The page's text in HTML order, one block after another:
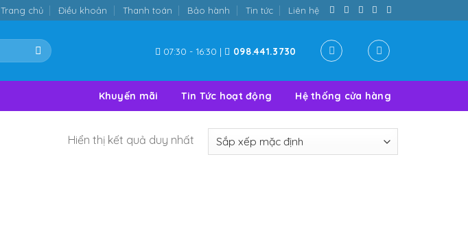
Trang chủ Điều khoản Thanh toán Bảo hành Tin tức Liên hệ
07:30 - 16:30 | 098.441.3730
Khuyến mãi Tin Tức hoạt động Hệ thống cửa hàng
Hiển thị kết quả duy nhất